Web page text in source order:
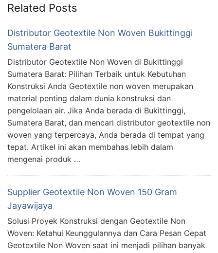
Related Posts
Distributor Geotextile Non Woven Bukittinggi
Sumatera Barat
Distributor Geotextile Non Woven di Bukittinggi
Sumatera Barat: Pilihan Terbaik untuk Kebutuhan
Konstruksi Anda Geotextile non woven merupakan
material penting dalam dunia konstruksi dan
pengelolaan air. Jika Anda berada di Bukittinggi,
Sumatera Barat, dan mencari distributor geotextile non
woven yang terpercaya, Anda berada di tempat yang
tepat. Artikel ini akan membahas lebih dalam
mengenai produk …
Supplier Geotextile Non Woven 150 Gram
Jayawijaya
Solusi Proyek Konstruksi dengan Geotextile Non
Woven: Ketahui Keunggulannya dan Cara Pesan Cepat
Geotextile Non Woven saat ini menjadi pilihan banyak